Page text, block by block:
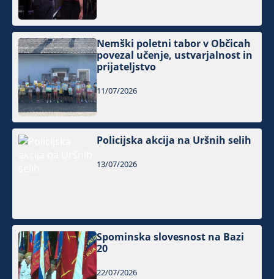
Nemški poletni tabor v Občicah
povezal učenje, ustvarjalnost in
prijateljstvo
11/07/2026
Policijska akcija na Uršnih selih
13/07/2026
Spominska slovesnost na Bazi
20
22/07/2026